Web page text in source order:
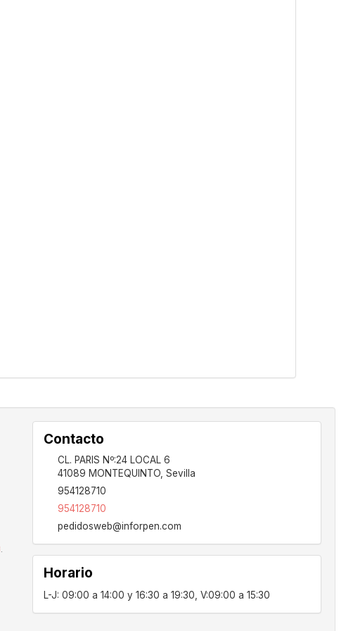
.
Contacto
CL. PARIS Nº:24 LOCAL 6
41089 MONTEQUINTO, Sevilla
954128710
954128710
pedidosweb@inforpen.com
Horario
L-J: 09:00 a 14:00 y 16:30 a 19:30, V:09:00 a 15:30